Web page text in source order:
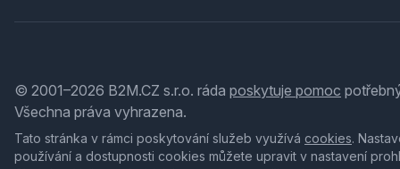
© 2001–2026 B2M.CZ s.r.o. ráda poskytuje pomoc
Všechna práva vyhrazena.
Tato stránka v rámci poskytování služeb využívá cookies.
používání a dostupnosti cookies můžete upravit v nastavení